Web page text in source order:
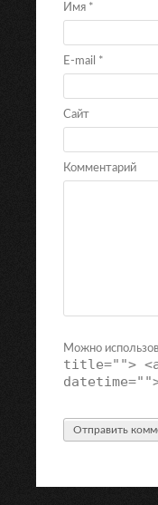
Имя *
E-mail *
Сайт
Комментарий
Можно
title="">